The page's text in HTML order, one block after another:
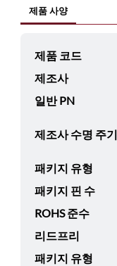
제품 사양
제품 코드
제조사
일반 PN
제조사 수명 주기
패키지 유형
패키지 핀 수
ROHS 준수
리드프리
패키지 유형